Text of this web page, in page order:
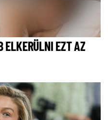
ELKERÜLNI EZT AZ